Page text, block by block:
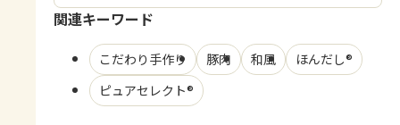
関連キーワード
こだわり手作り 豚肉 和風
ほんだし®
ピュアセレクト®